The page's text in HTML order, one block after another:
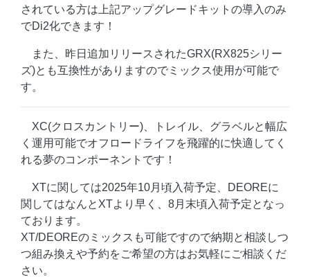
されている方は上記アップグレードキットの導入のみ
でDi2化できます！
また、昨日追加リリースされたGRX(RX825シリー
ズ)とも互換性がありますのでミックス使用が可能で
す。
XC(クロスカントリー)、トレイル、グラベルと幅広
く運用可能でオフロードライフを飛躍的に快適してく
れる夢のコンポーネントです！
XTに関しては2025年10月頃入荷予定、DEOREに
関してはなんとXTより早く、8月末頃入荷予定となっ
ております。
XT/DEOREのミックスも可能ですので納期と相談しつ
つ組み換えや予約をご希望の方はお気軽にご相談くだ
さい。